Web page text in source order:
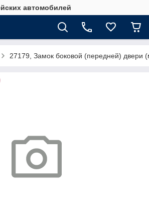
автомобилей
27179, Замок боковой (передней) двери